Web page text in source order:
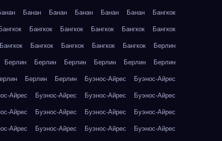
Банан Банан Банан Банан Банан Бангкок
Бангкок Бангкок Бангкок Бангкок Бангкок Бангкок
Бангкок Бангкок Бангкок Бангкок Бангкок Берлин
Берлин Берлин Берлин Берлин Берлин Берлин
Берлин Берлин Буэнос-Айрес Буэнос-Айрес
Айрес Буэнос-Айрес Буэнос-Айрес Буэнос-Айрес
Айрес Буэнос-Айрес Буэнос-Айрес Буэнос-Айрес
Айрес Буэнос-Айрес Буэнос-Айрес Буэнос-Айрес